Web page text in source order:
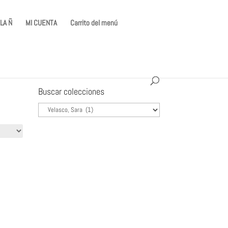
LA Ñ MI CUENTA Carrito del menú
Buscar colecciones